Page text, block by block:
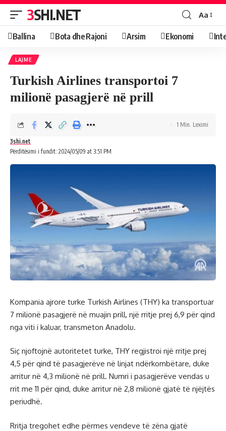
3SHI.NET Aa
Ballina Bota dhe Rajoni Arsim Ekonomi
LAJME
Turkish Airlines transportoi 7
milionë pasagjerë në prill
Përditësimi i fundit: 2024/05/09 at 3:51 PM
3shi.net
1 Min. Leximi
Kompania ajrore turke Turkish Airlines (THY) ka transportuar
7 milionë pasagjerë në muajin prill, një rritje prej 6,9 për qind
nga viti i kaluar, transmeton Anadolu.
Siç njoftojnë autoritetet turke, THY regjistroi një rritje prej
4,5 për qind të pasagjerëve në linjat ndërkombëtare, duke
arritur në 4,3 milionë në prill. Numri i pasagjerëve vendas u
rrit me 11 për qind, duke arritur në 2,8 milionë gjatë të njëjtës
periudhë.
Rritja tregohet edhe përmes vendeve të zëna gjatë